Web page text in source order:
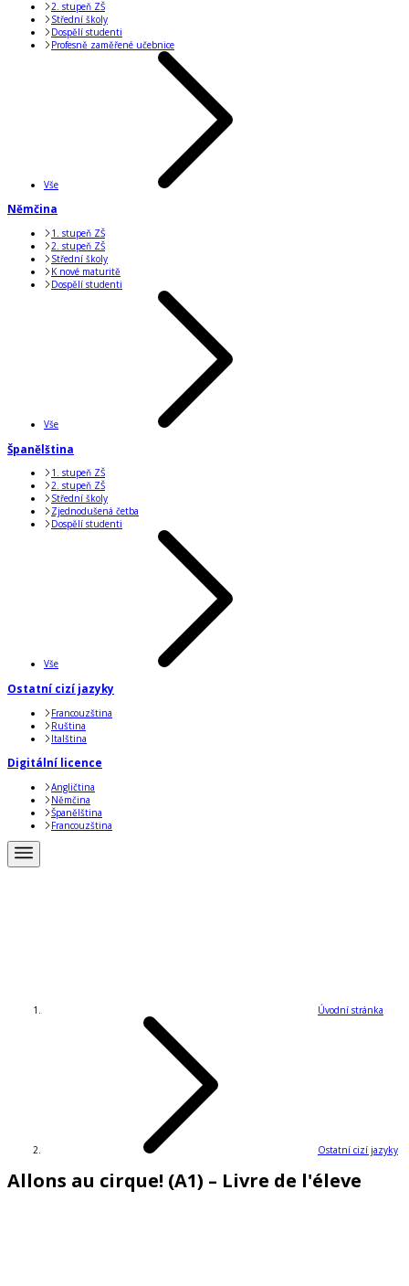
2. stupeň ZŠ
Střední školy
Dospělí studenti
Profesně zaměřené učebnice
Vše
Němčina
1. stupeň ZŠ
2. stupeň ZŠ
Střední školy
K nové maturitě
Dospělí studenti
Vše
Španělština
1. stupeň ZŠ
2. stupeň ZŠ
Střední školy
Zjednodušená četba
Dospělí studenti
Vše
Ostatní cizí jazyky
Francouzština
Ruština
Italština
Digitální licence
Angličtina
Němčina
Španělština
Francouzština
Úvodní stránka
Ostatní cizí jazyky
Allons au cirque! (A1) – Livre de l'éleve